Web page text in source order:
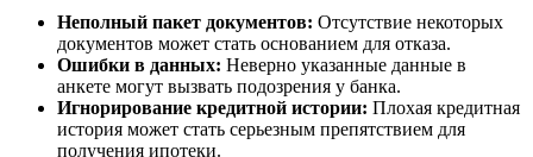
Неполный пакет документов: Отсутствие некоторых
документов может стать основанием для отказа.
Ошибки в данных: Неверно указанные данные в
анкете могут вызвать подозрения у банка.
Игнорирование кредитной истории: Плохая кредитная
история может стать серьезным препятствием для
получения ипотеки.